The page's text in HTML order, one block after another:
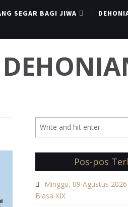
SEGAR BAGI JIWA
Pos-pos
Minggu, 09 Agustus
Biasa XIX